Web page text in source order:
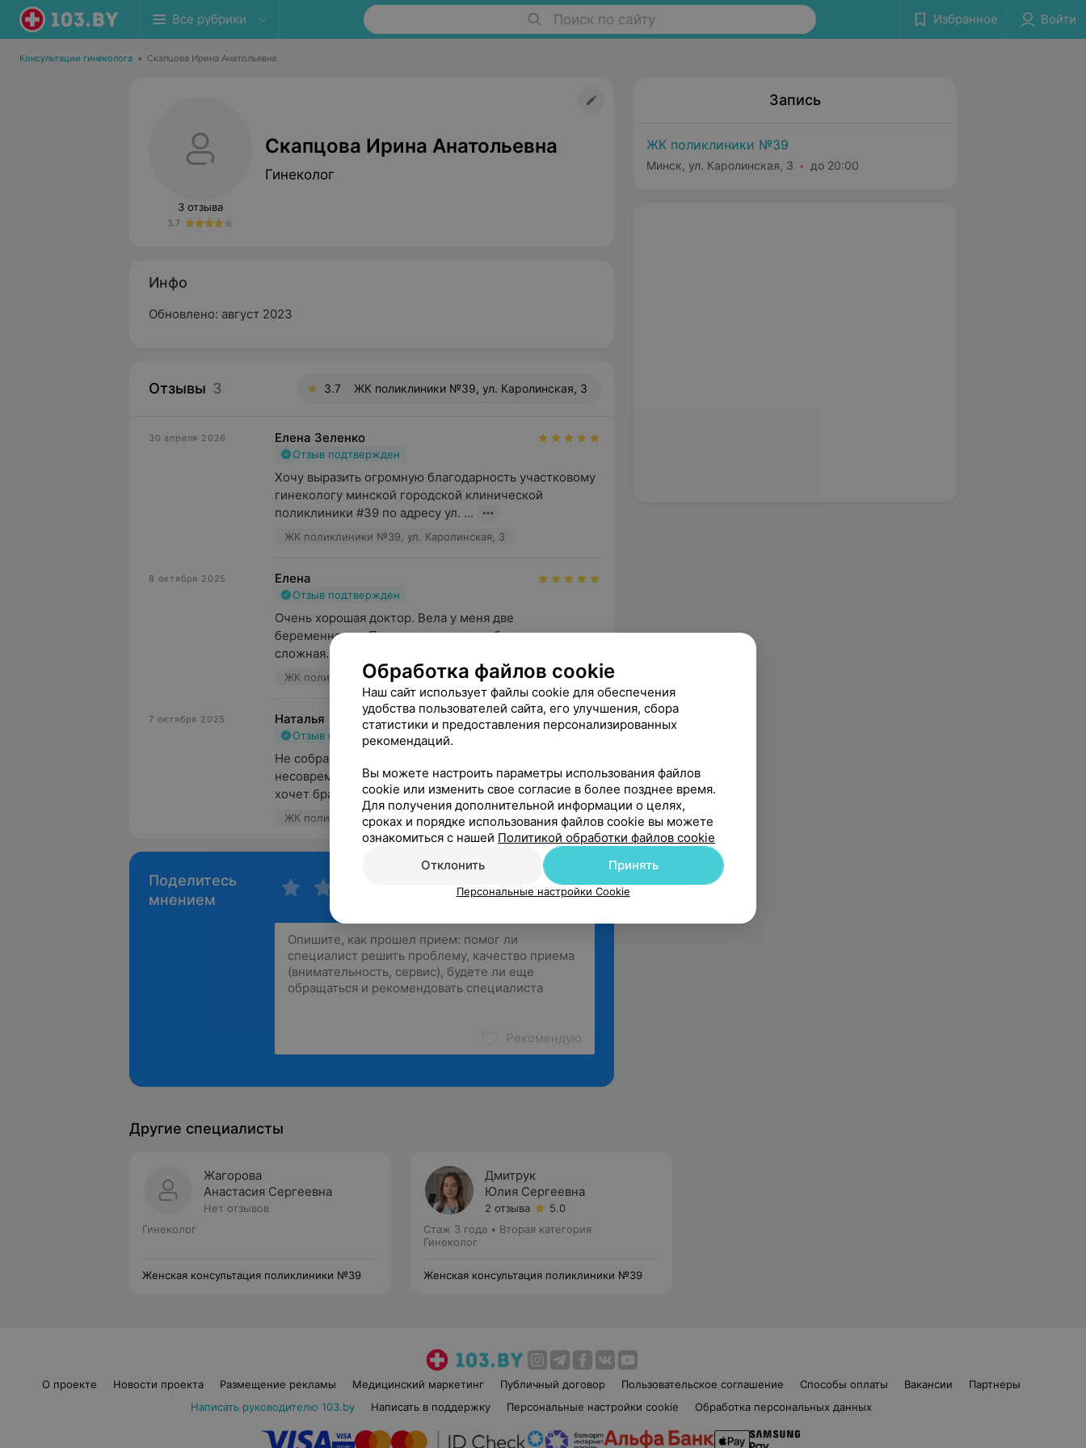
Все рубрики Поиск по сайту Избранное Войти
Консультации гинеколога • Скапцова Ирина Анатольевна
3 отзыва
3.7
Скапцова Ирина Анатольевна
Гинеколог
Инфо
Обновлено: август 2023
Отзывы 3 3.7 ЖК поликлиники №39, ул. Каролинская, 3
30 апреля 2026 Елена Зеленко
Отзыв подтвержден
Хочу выразить огромную благодарность участковому
гинекологу минской городской клинической
поликлиники #39 по адресу ул. ...
ЖК поликлиники №39, ул. Каролинская, 3
8 октября 2025 Елена
Отзыв подтвержден
Очень хорошая доктор. Вела у меня две
беременности. При чем одна из них была очень
сложная. Ирина Анатольевна во время с...
ЖК поликлиники №39, ул. Каролинская, 3
7 октября 2025 Наталья
Отзыв подтвержден
Не собранная не четкая. Руководствуется
несовременными методиками и назначениями. Не
хочет брать на себя ответственност...
ЖК поликлиники №39, ул. Каролинская, 3
Поделитесь
мнением
Рекомендую
Запись
ЖК поликлиники №39
Минск, ул. Каролинская, 3 до 20:00
Другие специалисты
Жагорова
Анастасия Сергеевна
Нет отзывов
Гинеколог
Женская консультация поликлиники №39
Дмитрук
Юлия Сергеевна
2 отзыва
5.0
Стаж 3 года • Вторая категория
Гинеколог
Женская консультация поликлиники №39
О проекте Новости проекта Размещение рекламы Медицинский маркетинг Публичный договор Пользовательское соглашение Способы оплаты Вакансии
Партнеры
Написать руководителю 103.by
Написать в поддержку Персональные настройки cookie Обработка персональных данных
Обработка файлов cookie
Наш сайт использует файлы cookie для обеспечения
удобства пользователей сайта, его улучшения, сбора
статистики и предоставления персонализированных
рекомендаций.
Вы можете настроить параметры использования файлов
cookie или изменить свое согласие в более позднее время.
Для получения дополнительной информации о целях,
сроках и порядке использования файлов cookie вы можете
ознакомиться с нашей Политикой обработки файлов cookie
Отклонить
Принять
Персональные настройки Cookie